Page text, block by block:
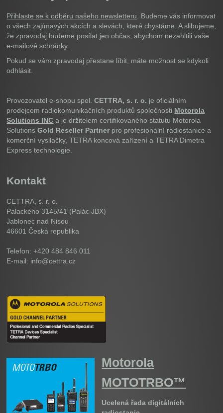
Přihlaste se k odběru našeho newsletteru . Budeme vás informovat
o všech zajímavých akcích a slevách, které chystáme. A slibujeme,
že zpravodaj budeme posílat jen občas, abychom nezahltili vaše
e-mailové schránky.
Pokud se vám zpravodaj přestane líbit, máte možnost se kdykoli
odhlásit.
Provozovatel e-shopu spol.CETTRA, s. r. o. je oficiálním
prodejcem radiokomunikačních produktů společnosti Motorola
Solutions INC a je držitelem certifikovaného statutu Motorola
SolutionsGold Reseller Partner pro profesionální radiostanice a
komerční vysilačky, TETRA koncová zařízení a TETRA Dimetra
Express technologie.
Kontakt
CETTRA, s. r. o.
Palackého 3145/41 (Palác JBX)
Jablonec nad Nisou
46601Česká republika
Telefon: +420 484 846 011
E-mail: info@cettra.cz
Motorola
MOTOTRBO™
Ucelená řada digitálních